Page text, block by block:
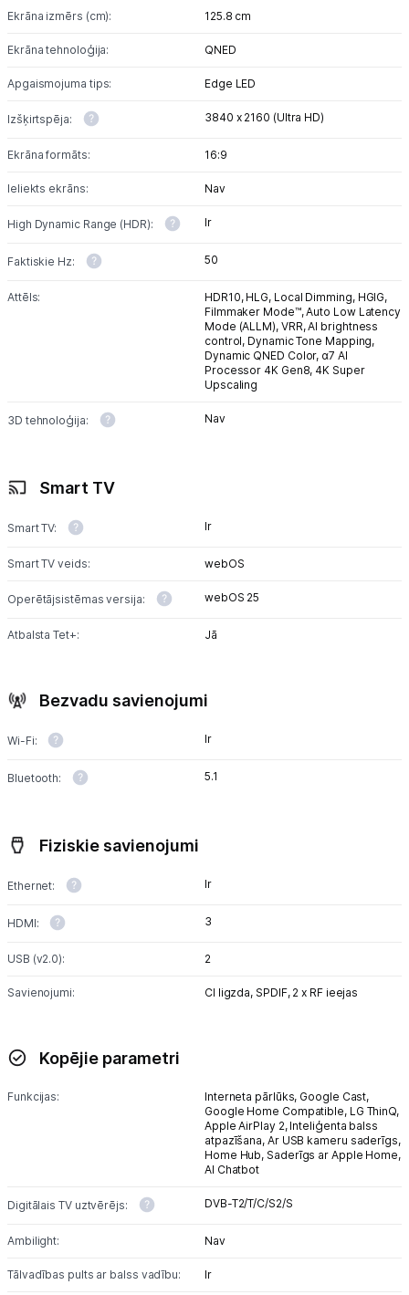
Ekrāna izmērs (cm): 125.8 cm
Ekrāna tehnoloģija: QNED
Apgaismojuma tips: Edge LED
Izšķirtspēja: 3840 x 2160 (Ultra HD)
Ekrāna formāts: 16:9
Ieliekts ekrāns: Nav
High Dynamic Range (HDR): Ir
Faktiskie Hz: 50
Attēls: HDR10, HLG, Local Dimming, HGIG,
Filmmaker Mode™,Auto Low Latency
Mode (ALLM), VRR,AI brightness
control, Dynamic Tone Mapping,
Dynamic QNED Color, α7 AI
Processor 4K Gen8, 4K Super
Upscaling
3D tehnoloģija: Nav
Smart TV
Smart TV: Ir
Smart TV veids: webOS
Operētājsistēmas versija: webOS 25
Atbalsta Tet+: Jā
Bezvadu savienojumi
Wi-Fi: Ir
Bluetooth: 5.1
Fiziskie savienojumi
Ethernet: Ir
HDMI: 3
USB (v2.0): 2
Savienojumi: CI ligzda, SPDIF, 2 x RF ieejas
Kopējie parametri
Funkcijas: Interneta pārlūks, Google Cast,
Google Home Compatible, LG ThinQ,
Apple AirPlay 2, Inteliģenta balss
atpazīšana, Ar USB kameru saderīgs,
Home Hub, Saderīgs ar Apple Home,
AI Chatbot
Digitālais TV uztvērējs: DVB-T2/T/C/S2/S
Ambilight: Nav
Tālvadības pults ar balss vadību: Ir